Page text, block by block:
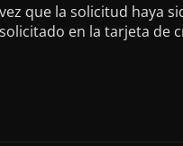
que la solicitud haya
en la tarjeta de